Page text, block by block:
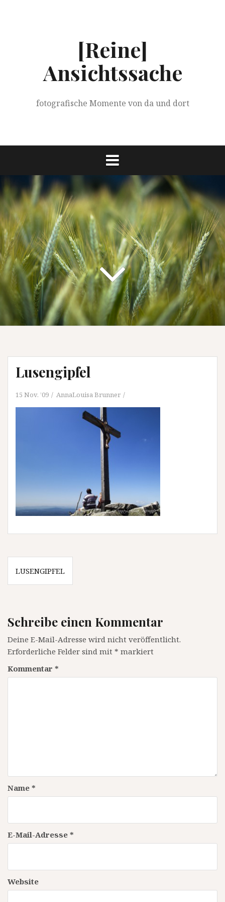
[Reine]
Ansichtssache
fotografische Momente von da und dort
Lusengipfel
15 Nov. ’09 AnnaLouisa Brunner
Beitragsnavigation
LUSENGIPFEL
Schreibe einen Kommentar
Deine E-Mail-Adresse wird nicht veröffentlicht.
Erforderliche Felder sind mit * markiert
Kommentar *
Name *
E-Mail-Adresse *
Website